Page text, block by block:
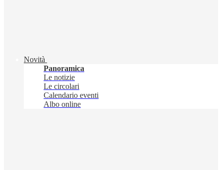
Novità
Panoramica
Le notizie
Le circolari
Calendario eventi
Albo online